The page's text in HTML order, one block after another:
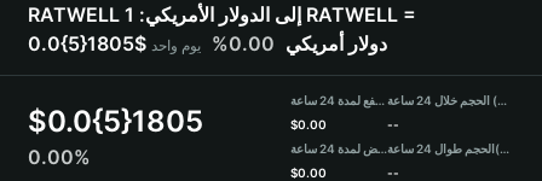
Deutsch
简体中文
Português (Portugal)
Bahasa Indonesia
RATWELL إلى الدولار الأمريكي: 1 RATWELL =
0.0{5}1805$ دولار أمريكي 0.00% يوم واحد
$0.0{5}1805
0.00%
مرتفع لمدة 24 ساعة
$0.00
منخفض لمدة 24 ساعة
$0.00
الحجم خلال 24 ساعة (RATWELL)
--
الحجم طوال 24 ساعة(USDT)
--